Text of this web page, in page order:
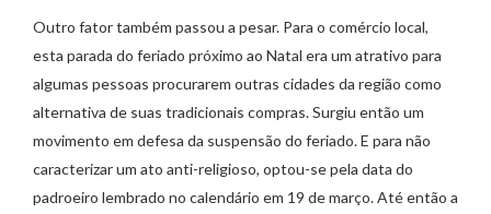
Outro fator também passou a pesar. Para o comércio local,
esta parada do feriado próximo ao Natal era um atrativo para
algumas pessoas procurarem outras cidades da região como
alternativa de suas tradicionais compras. Surgiu então um
movimento em defesa da suspensão do feriado. E para não
caracterizar um ato anti-religioso, optou-se pela data do
padroeiro lembrado no calendário em 19 de março. Até então a